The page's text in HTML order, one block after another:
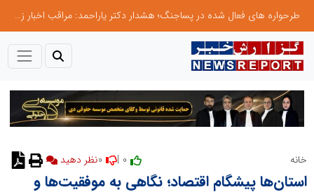
طرحواره های فعال شده در پساجنگ؛ هشدار دکتر یاراحمد: مراقب اخبار زرد و واکنش های هیجانی باشید
خانه نظر دهید
استان‌ها پیشگام اقتصاد؛ نگاهی به موفقیت‌ها و